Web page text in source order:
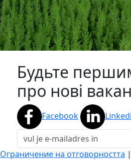
Будьте
про нові
Facebook
Ограничение на отговорността |